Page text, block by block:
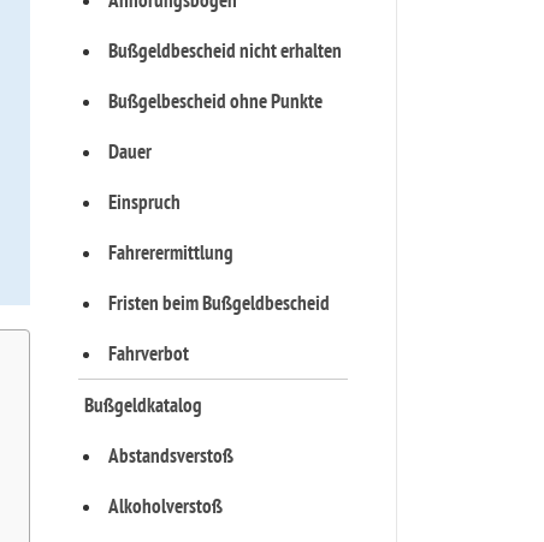
Bußgeldbescheid nicht erhalten
Bußgelbescheid ohne Punkte
Dauer
Einspruch
Fahrerermittlung
Fristen beim Bußgeldbescheid
Fahrverbot
Bußgeldkatalog
Abstandsverstoß
Alkoholverstoß